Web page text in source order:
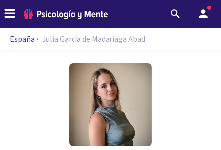
España Julia García de Madariaga Abad